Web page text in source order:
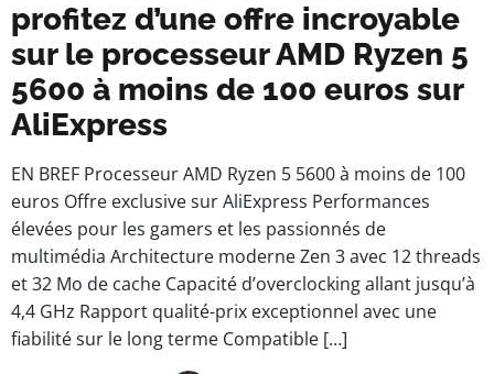
profitez d’une offre incroyable
sur le processeur AMD Ryzen 5
5600 à moins de 100 euros sur
AliExpress
EN BREF Processeur AMD Ryzen 5 5600 à moins de 100
euros Offre exclusive sur AliExpress Performances
élevées pour les gamers et les passionnés de
multimédia Architecture moderne Zen 3 avec 12 threads
et 32 Mo de cache Capacité d’overclocking allant jusqu’à
4,4 GHz Rapport qualité-prix exceptionnel avec une
fiabilité sur le long terme Compatible […]